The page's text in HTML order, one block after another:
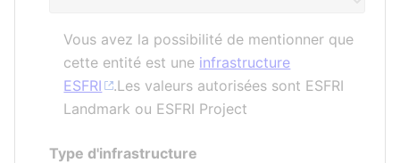
Vous avez la possibilité de mentionner que
cette entité est une infrastructure
ESFRI
.Les valeurs autorisées sont ESFRI
Landmark ou ESFRI Project
Type d'infrastructure